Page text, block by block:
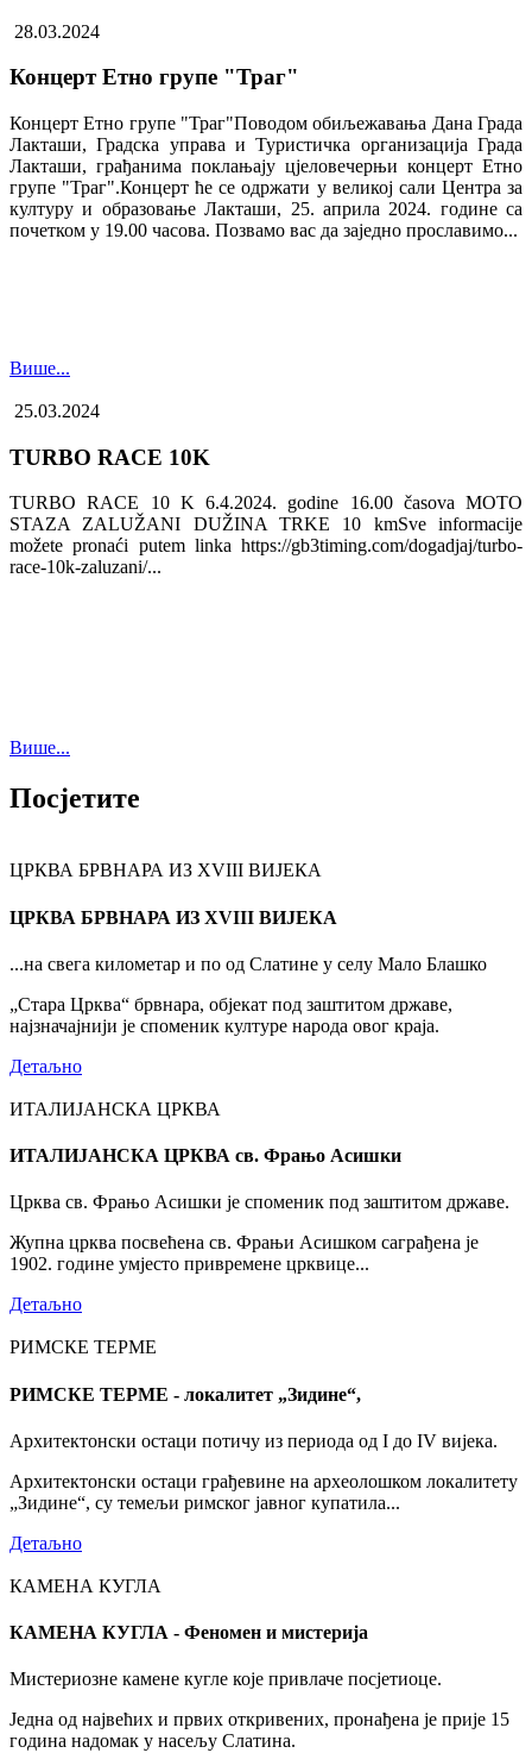
28.03.2024
Концерт Етно групе "Траг"
Концерт Етно групе "Траг"Поводом обиљежавања Дана Града
Лакташи, Градска управа и Туристичка организација Града
Лакташи, грађанима поклањају цјеловечерњи концерт Етно
групе "Траг".Концерт ће се одржати у великој сали Центра за
културу и образовање Лакташи, 25. априла 2024. године са
почетком у 19.00 часова. Позвамо вас да заједно прославимо...
Више...
25.03.2024
TURBO RACE 10K
TURBO RACE 10 K 6.4.2024. godine 16.00 časova MOTO
STAZA ZALUŽANI DUŽINA TRKE 10 kmSve informacije
možete pronaći putem linka https://gb3timing.com/dogadjaj/turbo-
race-10k-zaluzani/...
Више...
Посјетите
ЦРКВА БРВНАРА ИЗ XVIII ВИЈЕКА
ЦРКВА БРВНАРА ИЗ XVIII ВИЈЕКА
...на свега километар и по од Слатине у селу Мало Блашко
„Стара Црква“ брвнара, објекат под заштитом државе,
најзначајнији је споменик културе народа овог краја.
Детаљно
ИТАЛИЈАНСКА ЦРКВА
ИТАЛИЈАНСКА ЦРКВА св. Фрањо Асишки
Црква св. Фрањо Асишки је споменик под заштитом државе.
Жупна црква посвећена св. Фрањи Асишком саграђена је
1902. године умјесто привремене црквице...
Детаљно
РИМСКЕ ТЕРМЕ
РИМСКЕ ТЕРМЕ - локалитет „Зидине“,
Архитектонски остаци потичу из периода од I до IV вијека.
Архитектонски остаци грађевине на археолошком локалитету
„Зидине“, су темељи римског јавног купатила...
Детаљно
КАМЕНА КУГЛА
КАМЕНА КУГЛА - Феномен и мистерија
Мистериозне камене кугле које привлаче посјетиоце.
Једна од највећих и првих откривених, пронађена је прије 15
година надомак у насељу Слатина.